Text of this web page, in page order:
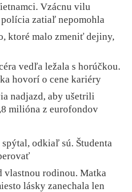
Vzácnu vilu
zatiaľ nepomohla
ktoré malo zmeniť dejiny,
vedľa ležala s horúčkou.
hovorí o cene kariéry
nadjazd, aby ušetrili
milióna z eurofondov
odkiaľ sú. Študenta
vlastnou rodinou. Matka
lásky zanechala len